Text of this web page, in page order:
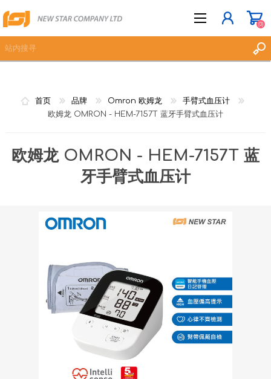
立即登记
(0)
首页 品牌 Omron 欧姆龙
手臂式血压计
欧姆龙 OMRON - HEM-7157T 蓝牙手臂式血压计
欧姆龙 OMRON - HEM-7157T 蓝
牙手臂式血压计